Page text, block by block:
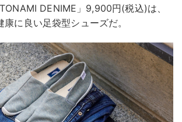
DENIME」9,900円(税込)は、
に良い足袋型シューズだ。